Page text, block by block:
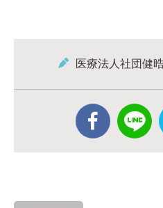
医療法人社団健